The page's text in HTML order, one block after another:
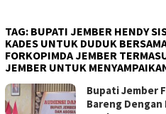
TAG: BUPATI JEMBER HENDY
KADES UNTUK DUDUK
FORKOPIMDA JEMBER
JEMBER UNTUK
Bupati Jember
Bareng